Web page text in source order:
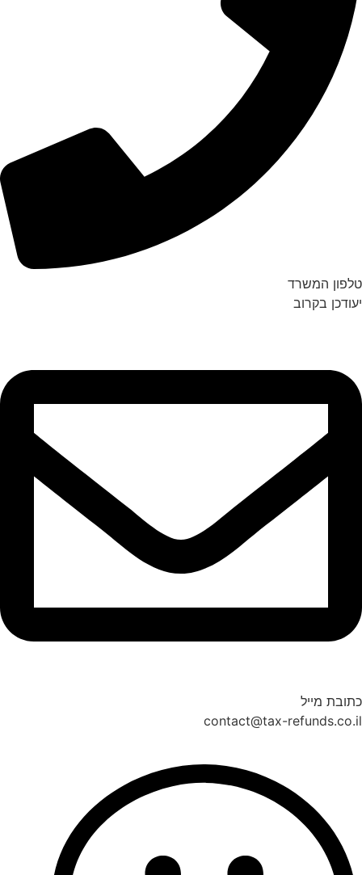
טלפון המשרד
יעודכן בקרוב
כתובת מייל
contact@tax-refunds.co.il